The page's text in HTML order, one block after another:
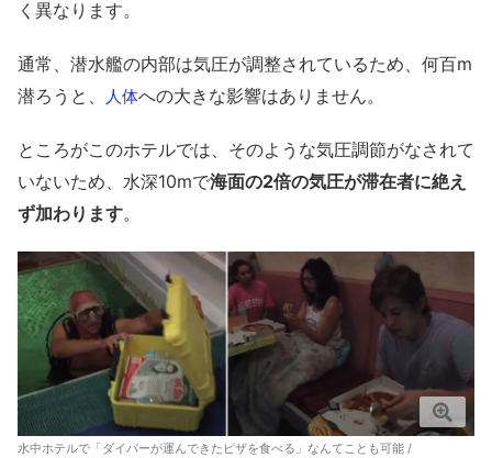
く異なります。
通常、潜水艦の内部は気圧が調整されているため、何百m
潜ろうと、
人体への大きな影響はありません。
ところがこのホテルでは、そのような気圧調節がなされて
いないため、水深10mで海面の2倍の気圧が滞在者に絶え
ず加わります。
水中ホテルで「ダイバーが運んできたピザを食べる」なんてことも可能 /